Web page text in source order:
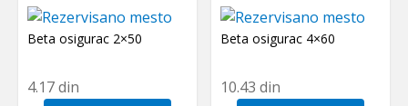
Beta osigurac 2×50
4.17din
Beta osigurac 4×60
10.43din